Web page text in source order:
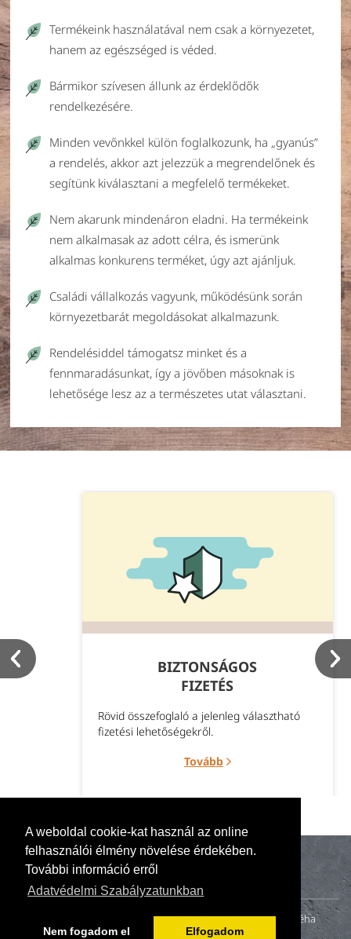
A weboldal cookie-kat használ az online
felhasználói élmény növelése érdekében.
További információ erről
Adatvédelmi Szabályzatunkban
Nem fogadom el Elfogadom
Termékeink használatával nem csak a környezetet,
hanem az egészséged is véded.
Bármikor szívesen állunk az érdeklődők
rendelkezésére.
Minden vevőnkkel külön foglalkozunk, ha „gyanús”
a rendelés, akkor azt jelezzük a megrendelőnek és
segítünk kiválasztani a megfelelő termékeket.
Nem akarunk mindenáron eladni. Ha termékeink
nem alkalmasak az adott célra, és ismerünk
alkalmas konkurens terméket, úgy azt ajánljuk.
Családi vállalkozás vagyunk, működésünk során
környezetbarát megoldásokat alkalmazunk.
Rendelésiddel támogatsz minket és a
fennmaradásunkat, így a jövőben másoknak is
lehetősége lesz az a természetes utat választani.
BIZTONSÁGOS
FIZETÉS
Rövid összefoglaló a jelenleg választható
fizetési lehetőségekről.
Tovább
A naturillo.hu mögött egy kis családi vállalkozás (anya, apa és néha
gyerekek) tevékenykedik. 2000-ben fiatal házasként otthonunk